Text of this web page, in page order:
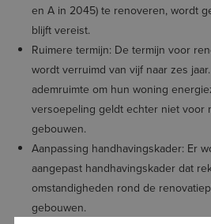
en A in 2045) te renoveren, wordt
blijft vereist.
Ruimere termijn: De termijn voor
wordt verruimd van vijf naar zes
ademruimte om hun woning
versoepeling geldt echter niet voor
gebouwen.
Aanpassing handhavingskader: Er
aangepast handhavingskader dat
omstandigheden rond de
gebouwen.